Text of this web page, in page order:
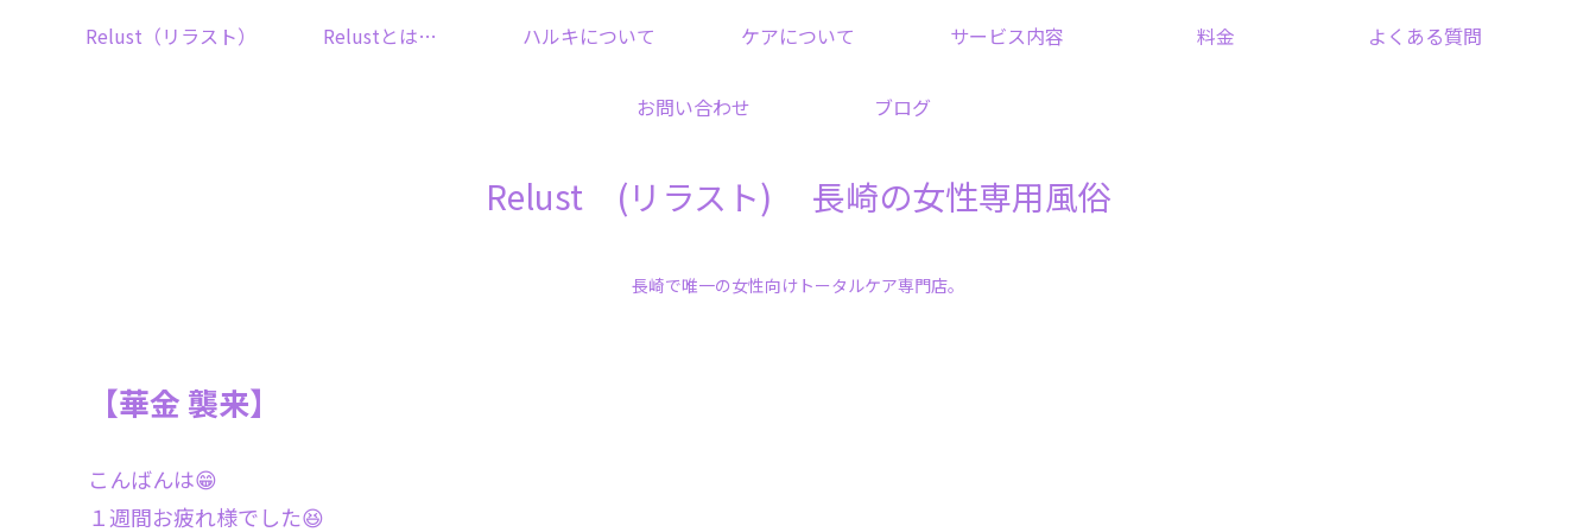
Relust (リラスト) 長崎の女性専用風俗
長崎で唯一の女性向けトータルケア専門店。
Relust（リラスト） Relustとは… ハルキについて ケアについて サービス内容 料金 よくある質問
お問い合わせ ブログ
【華金 襲来】
こんばんは😁
１週間お疲れ様でした😆